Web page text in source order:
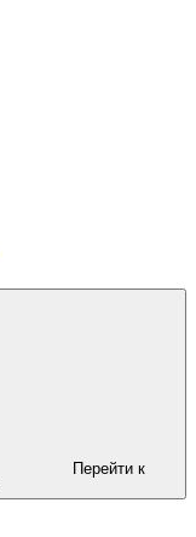
Перейти к